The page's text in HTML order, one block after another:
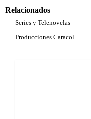
Relacionados
Series y Telenovelas
Producciones Caracol